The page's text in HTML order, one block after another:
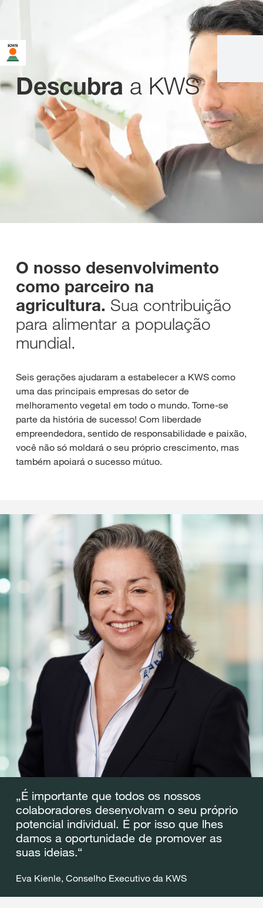
Descubra a KWS
O nosso desenvolvimento
como parceiro na
agricultura. Sua contribuição
para alimentar a população
mundial.
Seis gerações ajudaram a estabelecer a KWS como
uma das principais empresas do setor de
melhoramento vegetal em todo o mundo. Torne-se
parte da história de sucesso! Com liberdade
empreendedora, sentido de responsabilidade e paixão,
você não só moldará o seu próprio crescimento, mas
também apoiará o sucesso mútuo.
„É importante que todos os nossos
colaboradores desenvolvam o seu próprio
potencial individual. É por isso que lhes
damos a oportunidade de promover as
suas ideias.“
Eva Kienle, Conselho Executivo da KWS